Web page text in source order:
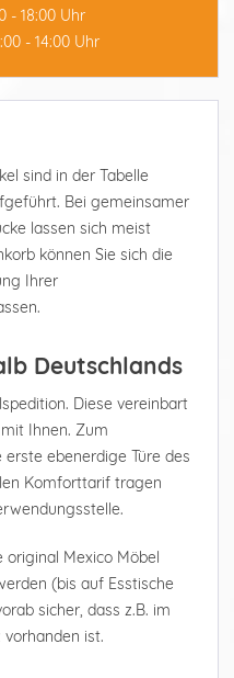
- 18:00 Uhr
- 14:00 Uhr
sind in der Tabelle
Bei gemeinsamer
lassen sich meist
können Sie sich die
Ihrer
Deutschlands
Diese vereinbart
Ihnen. Zum
ebenerdige Türe des
Komforttarif tragen
original Mexico Möbel
(bis auf Esstische
sicher, dass z.B. im
vorhanden ist.